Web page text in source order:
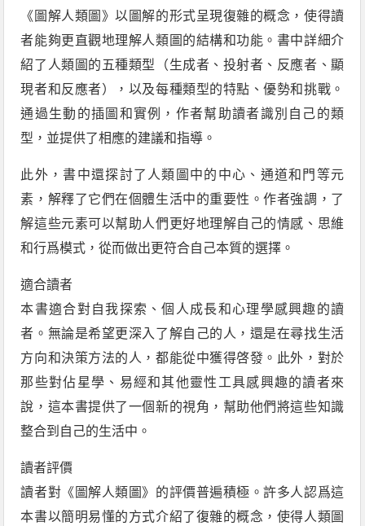
《圖解人類圖》以圖解的形式呈現復雜的概念，使得讀
者能夠更直觀地理解人類圖的結構和功能。書中詳細介
紹了人類圖的五種類型（生成者、投射者、反應者、顯
現者和反應者），以及每種類型的特點、優勢和挑戰。
通過生動的插圖和實例，作者幫助讀者識別自己的類
型，並提供了相應的建議和指導。
此外，書中還探討了人類圖中的中心、通道和門等元
素，解釋了它們在個體生活中的重要性。作者強調，了
解這些元素可以幫助人們更好地理解自己的情感、思維
和行爲模式，從而做出更符合自己本質的選擇。
適合讀者
本書適合對自我探索、個人成長和心理學感興趣的讀
者。無論是希望更深入了解自己的人，還是在尋找生活
方向和決策方法的人，都能從中獲得啓發。此外，對於
那些對佔星學、易經和其他靈性工具感興趣的讀者來
說，這本書提供了一個新的視角，幫助他們將這些知識
整合到自己的生活中。
讀者評價
讀者對《圖解人類圖》的評價普遍積極。許多人認爲這
本書以簡明易懂的方式介紹了復雜的概念，使得人類圖